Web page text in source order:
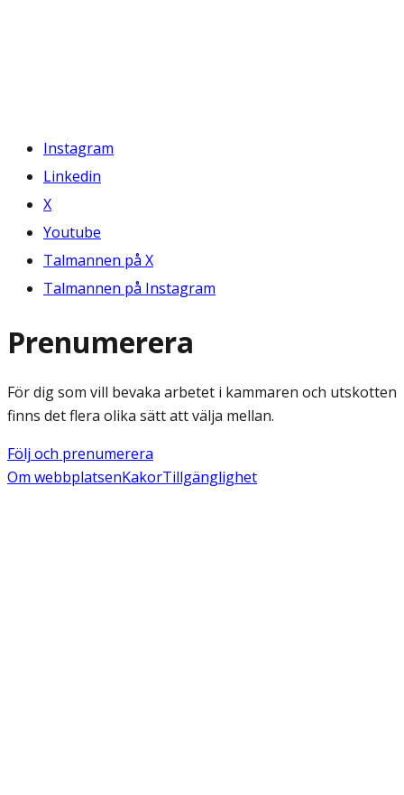
Instagram
Linkedin
X
Youtube
Talmannen på X
Talmannen på Instagram
Prenumerera
För dig som vill bevaka arbetet i kammaren och utskotten
finns det flera olika sätt att välja mellan.
Följ och prenumerera
Om webbplatsenKakorTillgänglighet